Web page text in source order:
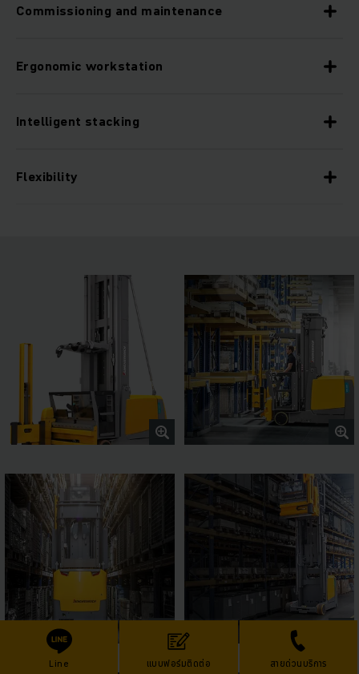
Line แบบฟอร์มติดต่อ สายด่วนบริการ
Commissioning and maintenance
Ergonomic workstation
Intelligent stacking
Flexibility